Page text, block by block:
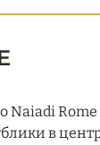
Naiadi
в